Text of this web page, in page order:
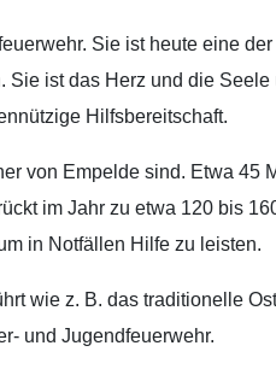
Sie ist heute eine
ist das Herz und die
Hilfsbereitschaft.
von Empelde sind. Etwa
im Jahr zu etwa 120 bis
in Notfällen Hilfe zu leisten.
wie z. B. das traditionelle
und Jugendfeuerwehr.